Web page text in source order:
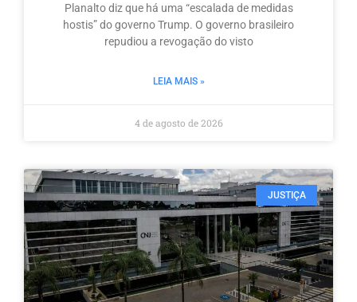
Planalto diz que há uma “escalada de medidas
hostis” do governo Trump. O governo brasileiro
repudiou a revogação do visto
LEIA MAIS »
4 de agosto de 2026
JUSTIÇA